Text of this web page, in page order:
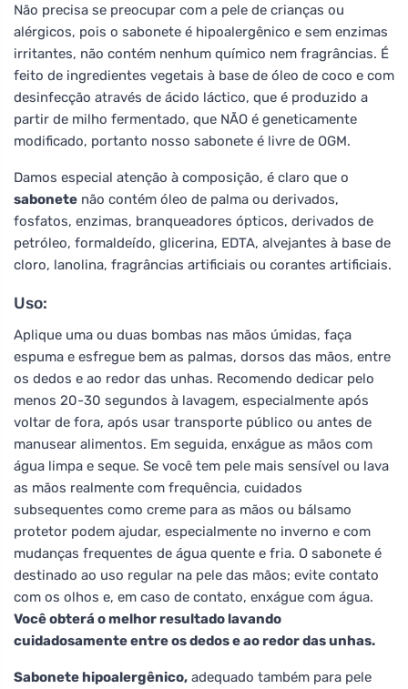
Não precisa se preocupar com a pele de crianças ou
alérgicos, pois o sabonete é hipoalergênico e sem enzimas
irritantes, não contém nenhum químico nem fragrâncias. É
feito de ingredientes vegetais à base de óleo de coco e com
desinfecção através de ácido láctico, que é produzido a
partir de milho fermentado, que NÃO é geneticamente
modificado, portanto nosso sabonete é livre de OGM.
Damos especial atenção à composição, é claro que o
sabonete não contém óleo de palma ou derivados,
fosfatos, enzimas, branqueadores ópticos, derivados de
petróleo, formaldeído, glicerina, EDTA, alvejantes à base de
cloro, lanolina, fragrâncias artificiais ou corantes artificiais.
Uso:
Aplique uma ou duas bombas nas mãos úmidas, faça
espuma e esfregue bem as palmas, dorsos das mãos, entre
os dedos e ao redor das unhas. Recomendo dedicar pelo
menos 20-30 segundos à lavagem, especialmente após
voltar de fora, após usar transporte público ou antes de
manusear alimentos. Em seguida, enxágue as mãos com
água limpa e seque. Se você tem pele mais sensível ou lava
as mãos realmente com frequência, cuidados
subsequentes como creme para as mãos ou bálsamo
protetor podem ajudar, especialmente no inverno e com
mudanças frequentes de água quente e fria. O sabonete é
destinado ao uso regular na pele das mãos; evite contato
com os olhos e, em caso de contato, enxágue com água.
Você obterá o melhor resultado lavando
cuidadosamente entre os dedos e ao redor das unhas.
Sabonete hipoalergênico, adequado também para pele